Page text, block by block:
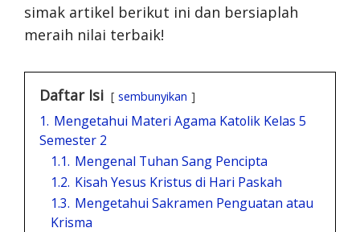
simak artikel berikut ini dan bersiaplah
meraih nilai terbaik!
Daftar Isi sembunyikan
1. Mengetahui Materi Agama Katolik Kelas 5
Semester 2
1.1. Mengenal Tuhan Sang Pencipta
1.2. Kisah Yesus Kristus di Hari Paskah
1.3. Mengetahui Sakramen Penguatan atau
Krisma